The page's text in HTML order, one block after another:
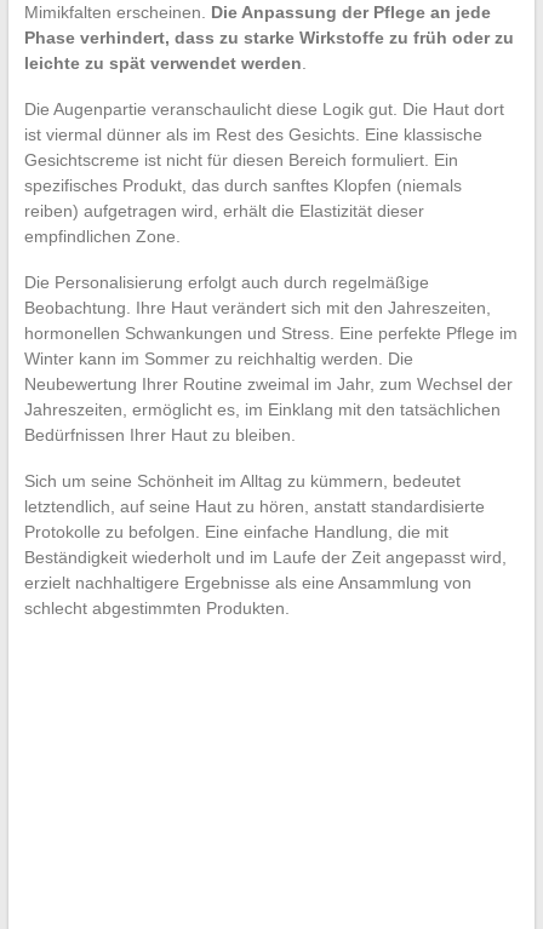
Mimikfalten erscheinen. Die Anpassung der Pflege an jede
Phase verhindert, dass zu starke Wirkstoffe zu früh oder zu
leichte zu spät verwendet werden
Die Augenpartie veranschaulicht diese Logik gut. Die Haut dort
ist viermal dünner als im Rest des Gesichts. Eine klassische
Gesichtscreme ist nicht für diesen Bereich formuliert. Ein
spezifisches Produkt, das durch sanftes Klopfen (niemals
reiben) aufgetragen wird, erhält die Elastizität dieser
empfindlichen Zone.
Die Personalisierung erfolgt auch durch regelmäßige
Beobachtung. Ihre Haut verändert sich mit den Jahreszeiten,
hormonellen Schwankungen und Stress. Eine perfekte Pflege im
Winter kann im Sommer zu reichhaltig werden. Die
Neubewertung Ihrer Routine zweimal im Jahr, zum Wechsel der
Jahreszeiten, ermöglicht es, im Einklang mit den tatsächlichen
Bedürfnissen Ihrer Haut zu bleiben.
Sich um seine Schönheit im Alltag zu kümmern, bedeutet
letztendlich, auf seine Haut zu hören, anstatt standardisierte
Protokolle zu befolgen. Eine einfache Handlung, die mit
Beständigkeit wiederholt und im Laufe der Zeit angepasst wird,
erzielt nachhaltigere Ergebnisse als eine Ansammlung von
schlecht abgestimmten Produkten.